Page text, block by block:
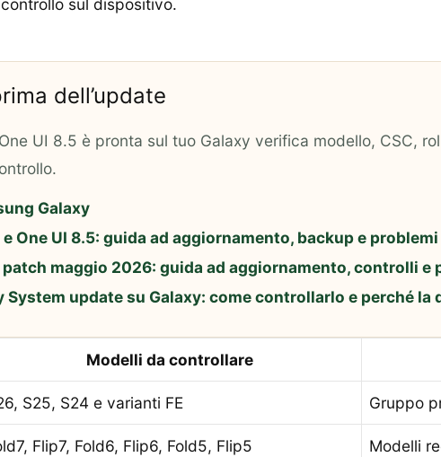
sul dispositivo.
dell’update
UI 8.5 è pronta sul tuo Galaxy verifica modello, CSC,
Galaxy
e One UI 8.5: guida ad aggiornamento, backup e
patch maggio 2026: guida ad aggiornamento, controlli e
System update su Galaxy: come controllarlo e perché la
Modelli da controllare
S25, S24 e varianti FE Gruppo
Flip7, Fold6, Flip6, Fold5, Flip5 Modelli